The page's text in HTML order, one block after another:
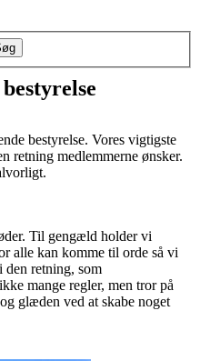
bestyrelse. Vores vigtigste
retning medlemmerne ønsker.
Til gengæld holder vi
alle kan komme til orde så vi
den retning, som
mange regler, men tror på
glæden ved at skabe noget